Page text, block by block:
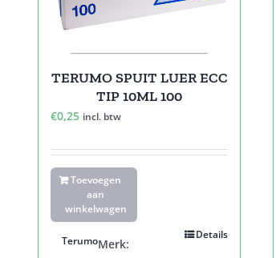
TERUMO SPUIT LUER ECC
TIP 10ML 100
€0,25 incl. btw
Toevoegen
aan
winkelwagen
Details
Merk:
Terumo